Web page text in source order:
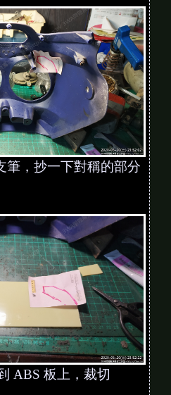
筆，抄一下對稱的部分
ABS 板上，裁切